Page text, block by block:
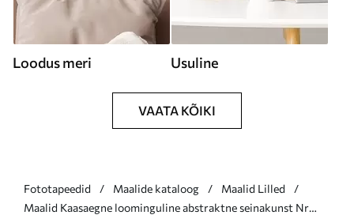
Loodus meri Usuline
VAATA KÕIKI
Fototapeedid Maalide kataloog
Maalid Lilled
Maalid Kaasaegne loominguline abstraktne seinakunst Nr